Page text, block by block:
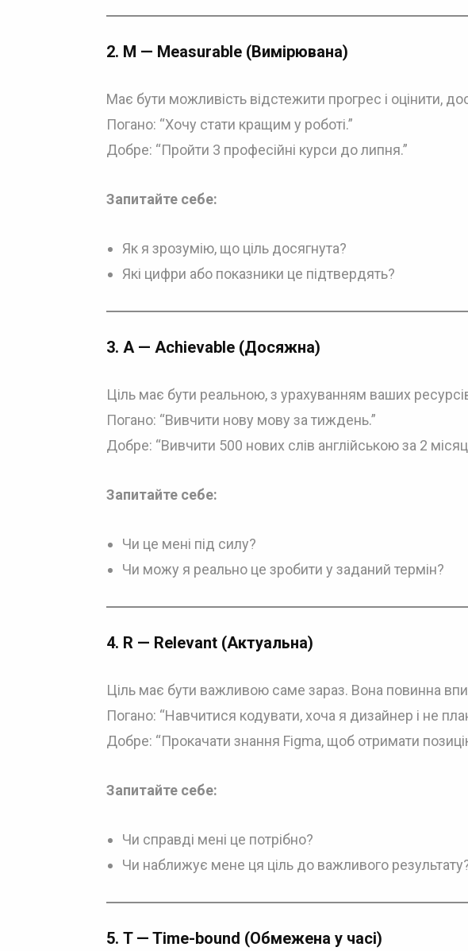
2. M — Measurable (Вимірювана)
Має бути можливість відстежити прогрес і оцінити,
Погано: “Хочу стати кращим у роботі.”
Добре: “Пройти 3 професійні курси до липня.”
Запитайте себе:
Як я зрозумію, що ціль досягнута?
Які цифри або показники це підтвердять?
3. A — Achievable (Досяжна)
Ціль має бути реальною, з урахуванням ваших
Погано: “Вивчити нову мову за тиждень.”
Добре: “Вивчити 500 нових слів англійською за 2
Запитайте себе:
Чи це мені під силу?
Чи можу я реально це зробити у заданий термін?
4. R — Relevant (Актуальна)
Ціль має бути важливою саме зараз. Вона повинна
Погано: “Навчитися кодувати, хоча я дизайнер і не
Добре: “Прокачати знання Figma, щоб отримати
Запитайте себе:
Чи справді мені це потрібно?
Чи наближує мене ця ціль до важливого
5. T — Time-bound (Обмежена у часі)